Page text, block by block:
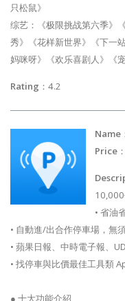
只松鼠》
综艺：《极限挑战第六季》
秀》《花样新世界》《下一
妈咪呀》《欢乐喜剧人》《
Rating ：
Name
Price
• 省油
• 自動進/出合作停車場，無
• 蘋果日報、中時電子報、
• 找停車與比價最佳工具類
● 十大功能介紹